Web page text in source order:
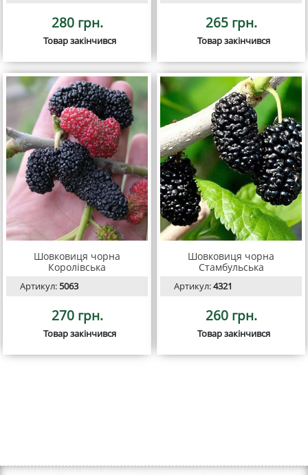
280 грн.
Товар закінчився
265 грн.
Товар закінчився
Шовковиця чорна
Королівська
Артикул:5063
270 грн.
Товар закінчився
Шовковиця чорна
Стамбульська
Артикул:4321
260 грн.
Товар закінчився